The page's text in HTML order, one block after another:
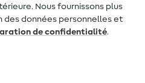
Nous fournissons plus
données personnelles et
de confidentialité.